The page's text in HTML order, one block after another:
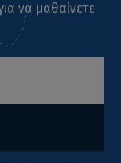
να μαθαίνετε